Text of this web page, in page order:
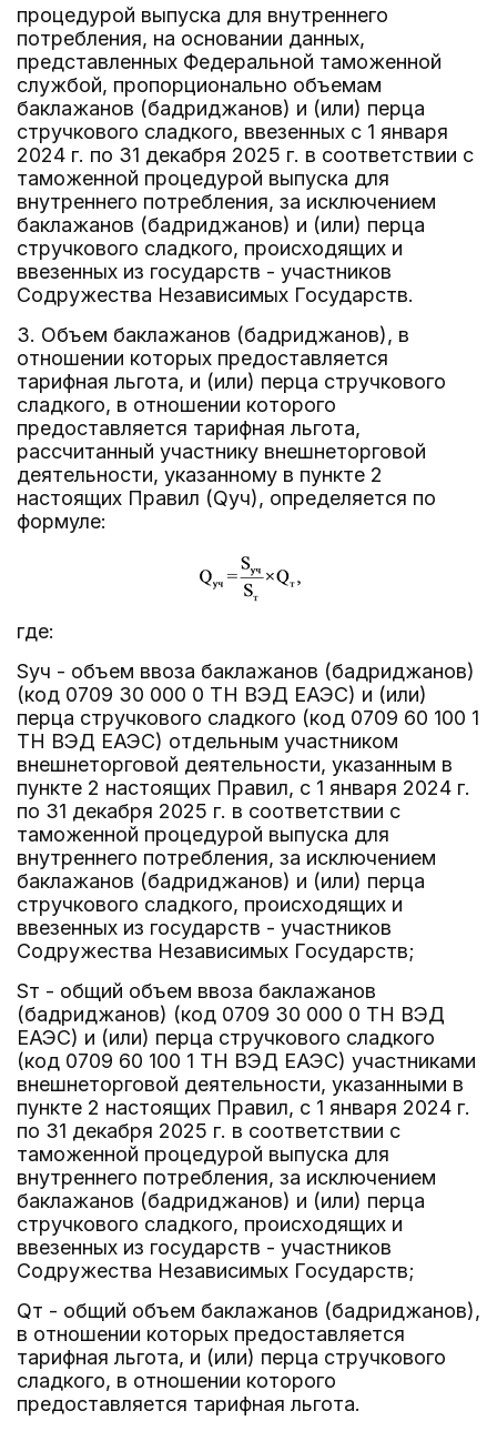
процедурой выпуска для внутреннего
потребления, на основании данных,
представленных Федеральной таможенной
службой, пропорционально объемам
баклажанов (бадриджанов) и (или) перца
стручкового сладкого, ввезенных с 1 января
2024 г. по 31 декабря 2025 г. в соответствии с
таможенной процедурой выпуска для
внутреннего потребления, за исключением
баклажанов (бадриджанов) и (или) перца
стручкового сладкого, происходящих и
ввезенных из государств - участников
Содружества Независимых Государств.
3. Объем баклажанов (бадриджанов), в
отношении которых предоставляется
тарифная льгота, и (или) перца стручкового
сладкого, в отношении которого
предоставляется тарифная льгота,
рассчитанный участнику внешнеторговой
деятельности, указанному в пункте 2
настоящих Правил (Qуч), определяется по
формуле:
где:
Sуч - объем ввоза баклажанов (бадриджанов)
(код 0709 30 000 0 ТН ВЭД ЕАЭС) и (или)
перца стручкового сладкого (код 0709 60 100 1
ТН ВЭД ЕАЭС) отдельным участником
внешнеторговой деятельности, указанным в
пункте 2 настоящих Правил, с 1 января 2024 г.
по 31 декабря 2025 г. в соответствии с
таможенной процедурой выпуска для
внутреннего потребления, за исключением
баклажанов (бадриджанов) и (или) перца
стручкового сладкого, происходящих и
ввезенных из государств - участников
Содружества Независимых Государств;
Sт - общий объем ввоза баклажанов
(бадриджанов) (код 0709 30 000 0 ТН ВЭД
ЕАЭС) и (или) перца стручкового сладкого
(код 0709 60 100 1 ТН ВЭД ЕАЭС) участниками
внешнеторговой деятельности, указанными в
пункте 2 настоящих Правил, с 1 января 2024 г.
по 31 декабря 2025 г. в соответствии с
таможенной процедурой выпуска для
внутреннего потребления, за исключением
баклажанов (бадриджанов) и (или) перца
стручкового сладкого, происходящих и
ввезенных из государств - участников
Содружества Независимых Государств;
Qт - общий объем баклажанов (бадриджанов),
в отношении которых предоставляется
тарифная льгота, и (или) перца стручкового
сладкого, в отношении которого
предоставляется тарифная льгота.